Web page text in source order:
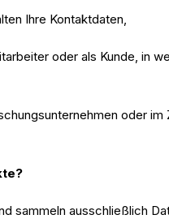
Ihre Kontaktdaten,
oder als Kunde, in
oder im
sammeln ausschließlich